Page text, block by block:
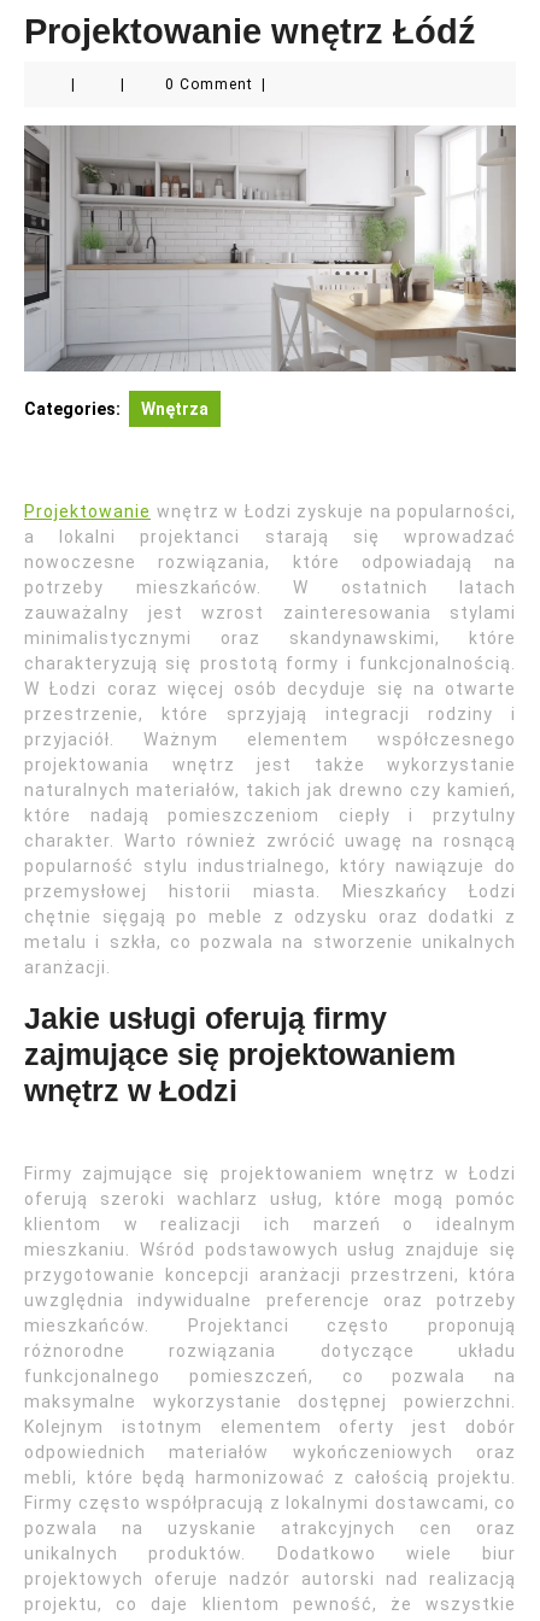
Projektowanie wnętrz Łódź
0 Comment
Categories: Wnętrza
Projektowanie wnętrz w Łodzi zyskuje na popularności,
a lokalni projektanci starają się wprowadzać
nowoczesne rozwiązania, które odpowiadają na
potrzeby mieszkańców. W ostatnich latach
zauważalny jest wzrost zainteresowania stylami
minimalistycznymi oraz skandynawskimi, które
charakteryzują się prostotą formy i funkcjonalnością.
W Łodzi coraz więcej osób decyduje się na otwarte
przestrzenie, które sprzyjają integracji rodziny i
przyjaciół. Ważnym elementem współczesnego
projektowania wnętrz jest także wykorzystanie
naturalnych materiałów, takich jak drewno czy kamień,
które nadają pomieszczeniom ciepły i przytulny
charakter. Warto również zwrócić uwagę na rosnącą
popularność stylu industrialnego, który nawiązuje do
przemysłowej historii miasta. Mieszkańcy Łodzi
chętnie sięgają po meble z odzysku oraz dodatki z
metalu i szkła, co pozwala na stworzenie unikalnych
aranżacji.
Jakie usługi oferują firmy
zajmujące się projektowaniem
wnętrz w Łodzi
Firmy zajmujące się projektowaniem wnętrz w Łodzi
oferują szeroki wachlarz usług, które mogą pomóc
klientom w realizacji ich marzeń o idealnym
mieszkaniu. Wśród podstawowych usług znajduje się
przygotowanie koncepcji aranżacji przestrzeni, która
uwzględnia indywidualne preferencje oraz potrzeby
mieszkańców. Projektanci często proponują
różnorodne rozwiązania dotyczące układu
funkcjonalnego pomieszczeń, co pozwala na
maksymalne wykorzystanie dostępnej powierzchni.
Kolejnym istotnym elementem oferty jest dobór
odpowiednich materiałów wykończeniowych oraz
mebli, które będą harmonizować z całością projektu.
Firmy często współpracują z lokalnymi dostawcami, co
pozwala na uzyskanie atrakcyjnych cen oraz
unikalnych produktów. Dodatkowo wiele biur
projektowych oferuje nadzór autorski nad realizacją
projektu, co daje klientom pewność, że wszystkie